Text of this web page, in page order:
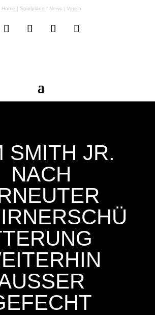
Home | Spielpläne | News| Verein
SMITH JR.
NACH
G